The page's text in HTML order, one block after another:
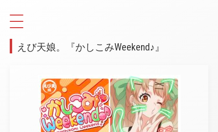
えび天娘。『かしこみWeekend♪』